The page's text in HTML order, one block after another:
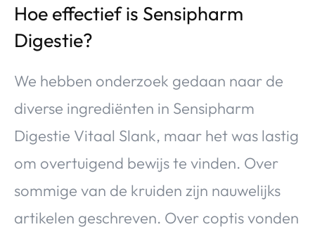
Hoe effectief is Sensipharm
Digestie?
We hebben onderzoek gedaan naar de
diverse ingrediënten in Sensipharm
Digestie Vitaal Slank, maar het was lastig
om overtuigend bewijs te vinden. Over
sommige van de kruiden zijn nauwelijks
artikelen geschreven. Over coptis vonden